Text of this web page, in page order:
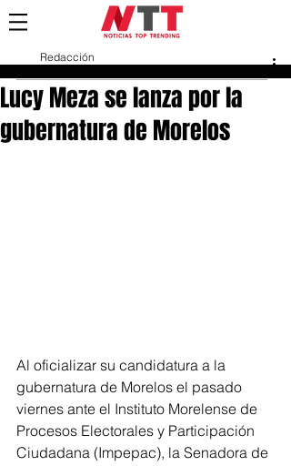
Lucy Meza se lanza por la
gubernatura de Morelos
Redacción
Al oficializar su candidatura a la
gubernatura de Morelos el pasado
viernes ante el Instituto Morelense de
Procesos Electorales y Participación
Ciudadana (Impepac), la Senadora de